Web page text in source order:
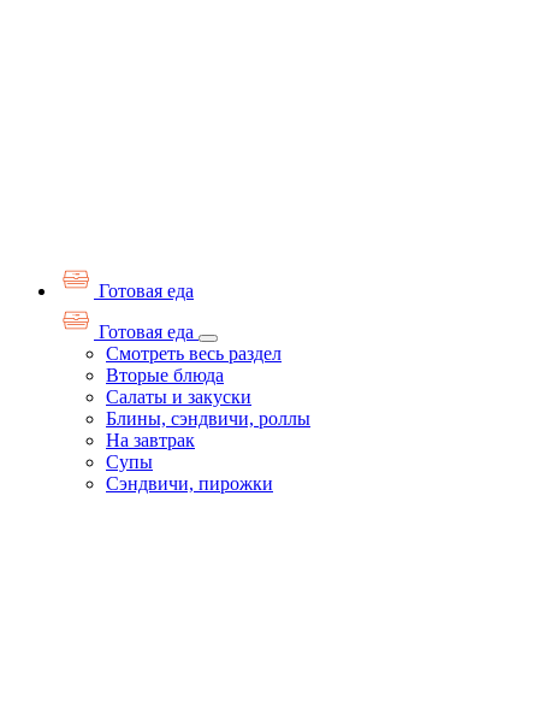
Готовая еда
Готовая еда
Смотреть весь раздел
Вторые блюда
Салаты и закуски
Блины, сэндвичи, роллы
На завтрак
Супы
Сэндвичи, пирожки